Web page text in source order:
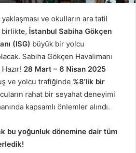
yaklaşması ve okulların ara tatil
İstanbul Sabiha Gökçen
(ISG) büyük bir yolcu
Sabiha Gökçen Havalimanı
28 Mart – 6 Nisan 2025
ve yolcu trafiğinde %8’lik bir
rahat bir seyahat deneyimi
kapsamlı önlemler alındı.
bu yoğunluk dönemine dair tüm